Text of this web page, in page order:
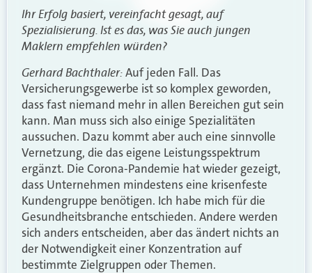
Ihr Erfolg basiert, vereinfacht gesagt, auf
Spezialisierung. Ist es das, was Sie auch jungen
Maklern empfehlen würden?
Gerhard Bachthaler:Auf jeden Fall. Das
Versicherungsgewerbe ist so komplex geworden,
dass fast niemand mehr in allen Bereichen gut sein
kann. Man muss sich also einige Spezialitäten
aussuchen. Dazu kommt aber auch eine sinnvolle
Vernetzung, die das eigene Leistungsspektrum
ergänzt. Die Corona-Pandemie hat wieder gezeigt,
dass Unternehmen mindestens eine krisenfeste
Kundengruppe benötigen. Ich habe mich für die
Gesundheitsbranche entschieden. Andere werden
sich anders entscheiden, aber das ändert nichts an
der Notwendigkeit einer Konzentration auf
bestimmte Zielgruppen oder Themen.